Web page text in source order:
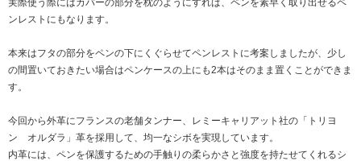
ンレストにもなります。
本来はフタの部分をペンの下にくぐらせてペンレストに考案しましたが、少し
の間置いておきたい場合はペンケースの上にも2本はそのまま置くことができま
す。
今回から外革にフランスの老舗タンナー、レミーキャリアット社の「トリヨ
ン オルダラ」革を採用して、均一なシボを実現しています。
内革には、ペンを保護するための手触りの柔らかさと強度を持たせてくれるシ